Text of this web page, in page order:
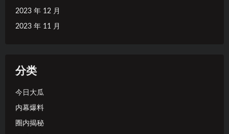
2023 年 12 月
2023 年 11 月
分类
今日大瓜
内幕爆料
圈内揭秘